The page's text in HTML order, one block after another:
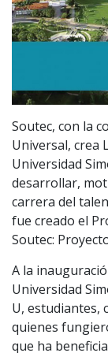
Soutec, con la
Universal, crea
Universidad
desarrollar,
carrera del
fue creado el
Soutec:
A la
Universidad
U, estudiantes,
quienes
que ha